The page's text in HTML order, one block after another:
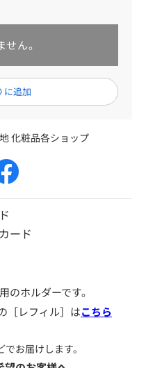
ん。
化粧品各ショップ
ード
のホルダーです。
［レフィル］はこちら
お届けします。